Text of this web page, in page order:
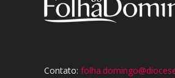
Contato: